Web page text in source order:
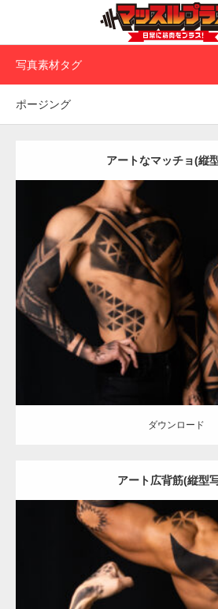
写真素材タグ
ポージング
アートなマッチョ(縦
Update:2021.12.15
Category:アートなマッチョ オレンジ
AKIHITO(細マッチョ)
大
ダウンロード
ダウンロード
アート広背筋(縦型
Update:2021.12.21
Category:アートなマッチョ オレンジ